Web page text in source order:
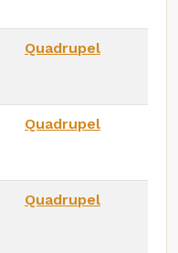
Quadrupel
Quadrupel
Quadrupel